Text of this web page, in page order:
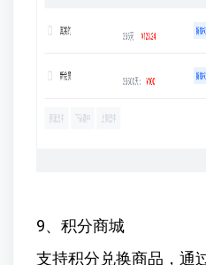
9、积分商城
支持积分兑换商品，通